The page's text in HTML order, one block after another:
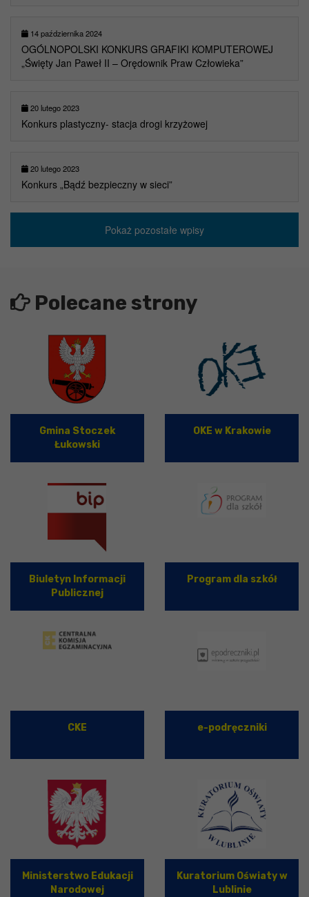
14 października 2024
OGÓLNOPOLSKI KONKURS GRAFIKI KOMPUTEROWEJ
„Święty Jan Paweł II – Orędownik Praw Człowieka”
20 lutego 2023
Konkurs plastyczny- stacja drogi krzyżowej
20 lutego 2023
Konkurs „Bądź bezpieczny w sieci”
Pokaż pozostałe wpisy
Polecane strony
Gmina Stoczek
Łukowski
OKE w Krakowie
Biuletyn Informacji
Publicznej
Program dla szkół
CKE e-podręczniki
Ministerstwo Edukacji
Narodowej
Kuratorium Oświaty w
Lublinie